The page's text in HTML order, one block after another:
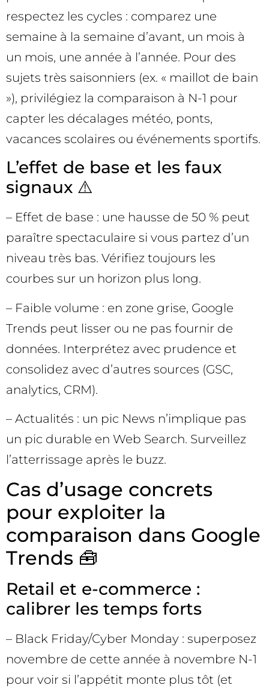
respectez les cycles : comparez une
semaine à la semaine d’avant, un mois à
un mois, une année à l’année. Pour des
sujets très saisonniers (ex. « maillot de bain
»), privilégiez la comparaison à N-1 pour
capter les décalages météo, ponts,
vacances scolaires ou événements sportifs.
L’effet de base et les faux
signaux ⚠️
– Effet de base : une hausse de 50 % peut
paraître spectaculaire si vous partez d’un
niveau très bas. Vérifiez toujours les
courbes sur un horizon plus long.
– Faible volume : en zone grise, Google
Trends peut lisser ou ne pas fournir de
données. Interprétez avec prudence et
consolidez avec d’autres sources (GSC,
analytics, CRM).
– Actualités : un pic News n’implique pas
un pic durable en Web Search. Surveillez
l’atterrissage après le buzz.
Cas d’usage concrets
pour exploiter la
comparaison dans Google
Trends 🧰
Retail et e-commerce :
calibrer les temps forts
– Black Friday/Cyber Monday : superposez
novembre de cette année à novembre N-1
pour voir si l’appétit monte plus tôt (et